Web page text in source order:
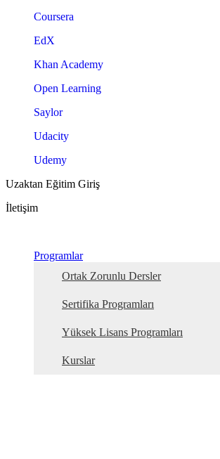
Coursera
EdX
Khan Academy
Open Learning
Saylor
Udacity
Udemy
Uzaktan Eğitim Giriş
İletişim
Programlar
Ortak Zorunlu Dersler
Sertifika Programları
Yüksek Lisans Programları
Kurslar